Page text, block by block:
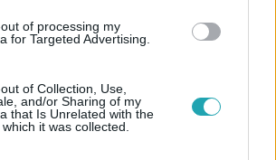
of processing my
for Targeted Advertising.
of Collection, Use,
and/or Sharing of my
that Is Unrelated with the
it was collected.
így van a műtétje után
színésze mögött nehéz időszak van és